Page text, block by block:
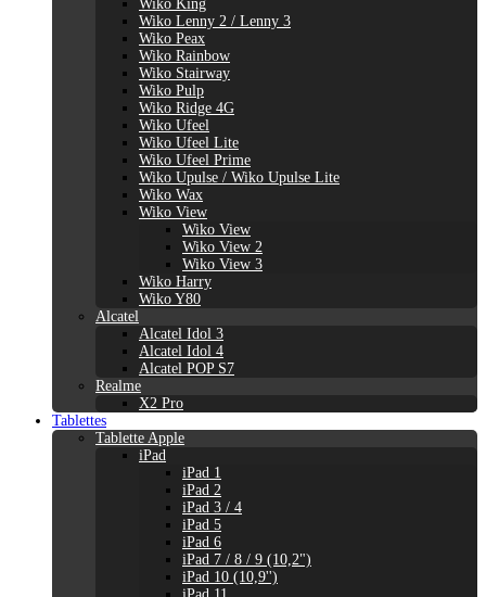
Wiko King
Wiko Lenny 2 / Lenny 3
Wiko Peax
Wiko Rainbow
Wiko Stairway
Wiko Pulp
Wiko Ridge 4G
Wiko Ufeel
Wiko Ufeel Lite
Wiko Ufeel Prime
Wiko Upulse / Wiko Upulse Lite
Wiko Wax
Wiko View
Wiko View
Wiko View 2
Wiko View 3
Wiko Harry
Wiko Y80
Alcatel
Alcatel Idol 3
Alcatel Idol 4
Alcatel POP S7
Realme
X2 Pro
Tablettes
Tablette Apple
iPad
iPad 1
iPad 2
iPad 3 / 4
iPad 5
iPad 6
iPad 7 / 8 / 9 (10,2")
iPad 10 (10,9'')